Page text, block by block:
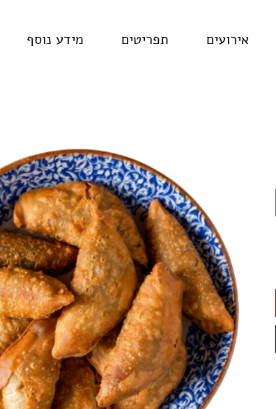
אירועים תפריטים מידע נוסף